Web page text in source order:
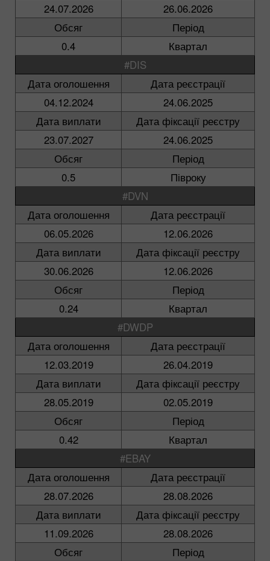
24.07.2026
26.06.2026
Обсяг
Період
0.4
Квартал
#DIS
Дата оголошення
Дата реєстрації
04.12.2024
24.06.2025
Дата виплати
Дата фіксації реєстру
23.07.2027
24.06.2025
Обсяг
Період
0.5
Півроку
#DVN
Дата оголошення
Дата реєстрації
06.05.2026
12.06.2026
Дата виплати
Дата фіксації реєстру
30.06.2026
12.06.2026
Обсяг
Період
0.24
Квартал
#DWDP
Дата оголошення
Дата реєстрації
12.03.2019
26.04.2019
Дата виплати
Дата фіксації реєстру
28.05.2019
02.05.2019
Обсяг
Період
0.42
Квартал
#EBAY
Дата оголошення
Дата реєстрації
28.07.2026
28.08.2026
Дата виплати
Дата фіксації реєстру
11.09.2026
28.08.2026
Обсяг
Період